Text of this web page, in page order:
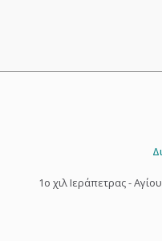
1o χιλ Ιεράπετρας -